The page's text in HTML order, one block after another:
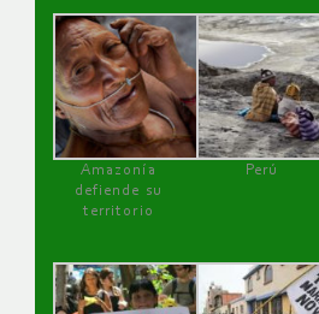
Amazonía
defiende su
territorio
Perú